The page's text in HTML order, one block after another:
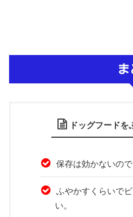
ま
ドッグフード
保存は効かないの
ふやかすくらいで
い。